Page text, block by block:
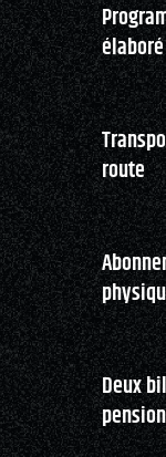
route
Deux
pension